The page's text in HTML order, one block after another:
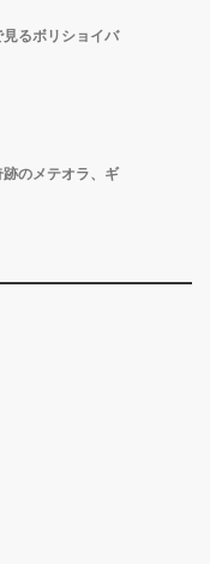
るボリショイバ
のメテオラ、ギ